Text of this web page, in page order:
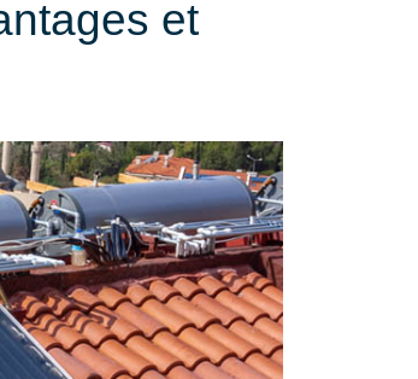
et